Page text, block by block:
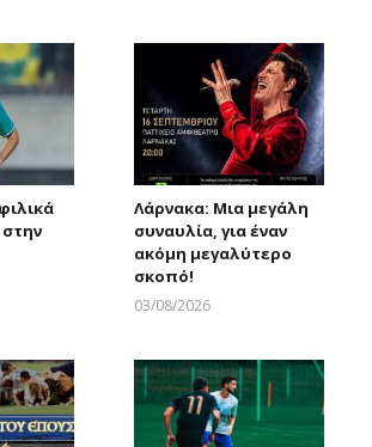
Λάρνακα: Μια μεγάλη
συναυλία, για έναν
ακόμη μεγαλύτερο
σκοπό!
03/08/2026